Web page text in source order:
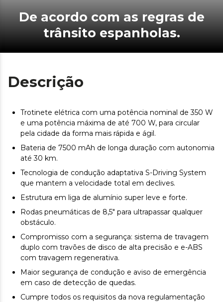
De acordo com as regras de
trânsito espanholas.
Descrição
Trotinete elétrica com uma potência nominal de 350 W
e uma potência máxima de até 700 W, para circular
pela cidade da forma mais rápida e ágil.
Bateria de 7500 mAh de longa duração com autonomia
até 30 km.
Tecnologia de condução adaptativa S-Driving System
que mantem a velocidade total em declives.
Estrutura em liga de alumínio super leve e forte.
Rodas pneumáticas de 8,5" para ultrapassar qualquer
obstáculo.
Compromisso com a segurança: sistema de travagem
duplo com travões de disco de alta precisão e e-ABS
com travagem regenerativa.
Maior segurança de condução e aviso de emergência
em caso de detecção de quedas.
Cumpre todos os requisitos da nova regulamentação